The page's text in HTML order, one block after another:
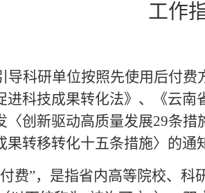
工作
科研单位按照先使用后付费
进科技成果转化法》、《云
〈创新驱动高质量发展29条措
转移转化十五条措施〉的通
费”，是指省内高等院校、